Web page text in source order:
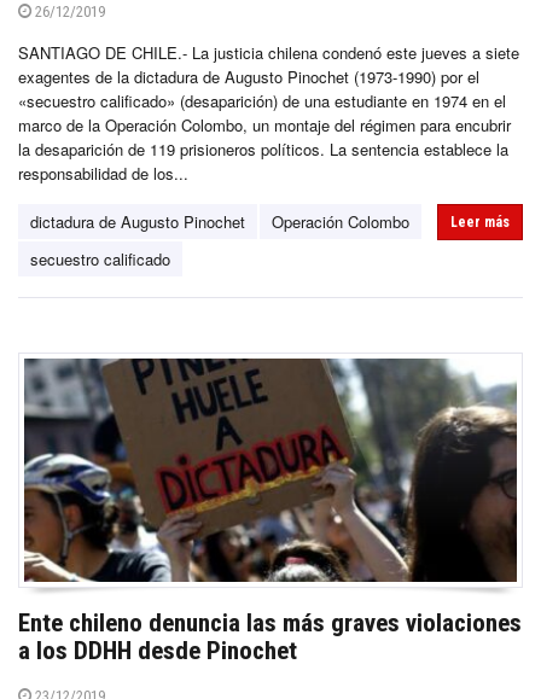
26/12/2019
SANTIAGO DE CHILE.- La justicia chilena condenó este jueves a siete
exagentes de la dictadura de Augusto Pinochet (1973-1990) por el
«secuestro calificado» (desaparición) de una estudiante en 1974 en el
marco de la Operación Colombo, un montaje del régimen para encubrir
la desaparición de 119 prisioneros políticos. La sentencia establece la
responsabilidad de los...
dictadura de Augusto Pinochet
Operación Colombo
secuestro calificado
Leer más
Ente chileno denuncia las más graves violaciones
a los DDHH desde Pinochet